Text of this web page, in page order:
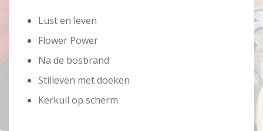
Lust en leven
Flower Power
Na de bosbrand
Stilleven met doeken
Kerkuil op scherm